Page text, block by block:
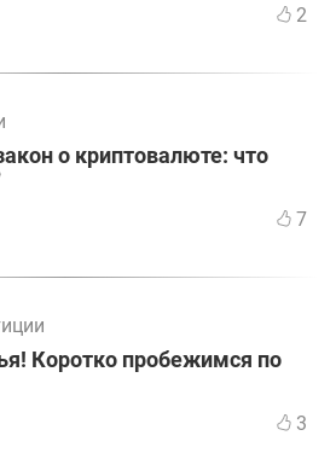
2
о криптовалюте: что
7
Коротко пробежимся по
3